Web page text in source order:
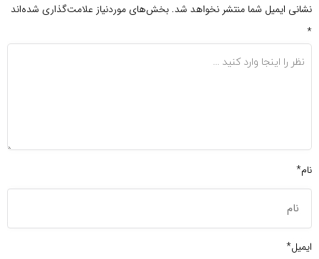
نشانی ایمیل شما منتشر نخواهد شد. بخش‌های موردنیاز علامت‌گذاری شده‌اند
*
نام*
ایمیل*